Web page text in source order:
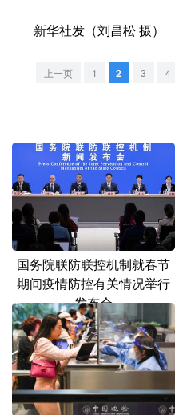
地方频道
北京 天津
浙江 安徽
山东 河南
广东 广西
四川 贵州
陕西 甘肃
新疆 内蒙古
多语种频道
English Español
新华社发（刘昌松 摄）
上一页 1 2 3 4
国务院联防联控机制就春节
期间疫情防控有关情况举行
发布会